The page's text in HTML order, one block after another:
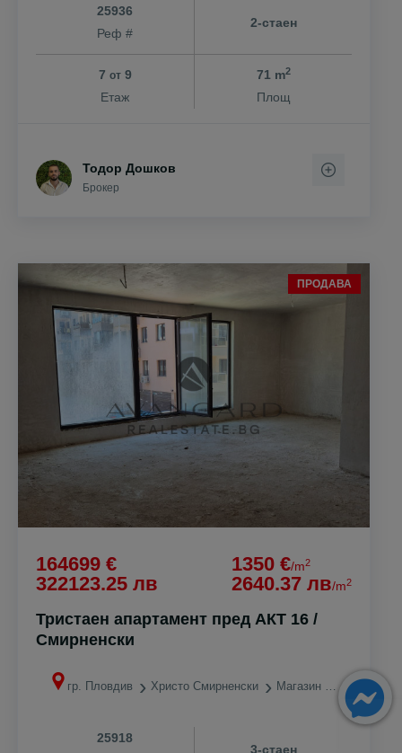
25936
Реф #
2-стаен
7 от9
Етаж
71 m2
Площ
Тодор Дошков
Брокер
ПРОДАВА
164699 €
322123.25 лв
1350 €/m2
2640.37 лв/m2
Тристаен апартамент пред АКТ 16 /
Смирненски
гр. Пловдив Христо Смирненски Магазин ЛИДЛ
25918
3-стаен